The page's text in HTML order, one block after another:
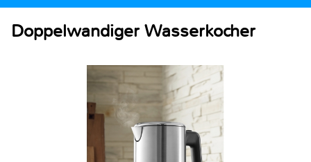
Doppelwandiger Wasserkocher